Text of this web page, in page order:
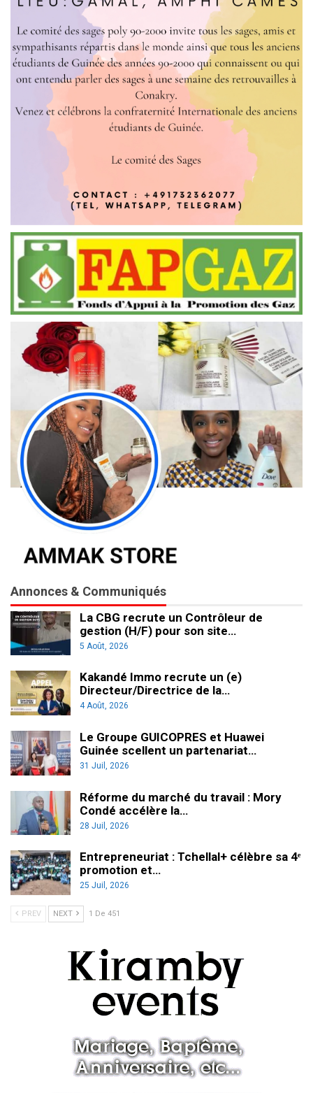
Annonces & Communiqués
La CBG recrute un Contrôleur de
gestion (H/F) pour son site…
5 Août, 2026
Kakandé Immo recrute un (e)
Directeur/Directrice de la…
4 Août, 2026
Le Groupe GUICOPRES et Huawei
Guinée scellent un partenariat…
31 Juil, 2026
Réforme du marché du travail : Mory
Condé accélère la…
28 Juil, 2026
Entrepreneuriat : Tchellal+ célèbre sa 4ᵉ
promotion et…
25 Juil, 2026
PREV NEXT 1 De 451